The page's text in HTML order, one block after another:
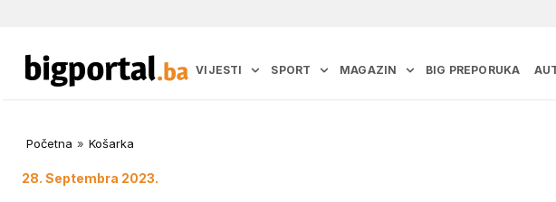
VIJESTI SPORT MAGAZIN BIG PREPORUKA
Početna » Košarka
28. Septembra 2023.